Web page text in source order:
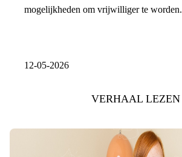
mogelijkheden om vrijwilliger te worden.
12-05-2026
VERHAAL LEZEN